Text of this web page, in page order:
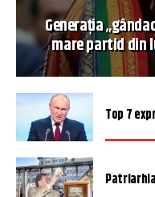
Generația
mare partid din
Top 7